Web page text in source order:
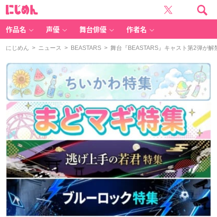
作品名 声優 舞台俳優 作者名
にじめん > ニュース > BEASTARS > 舞台『BEASTARS』キャスト第2弾が